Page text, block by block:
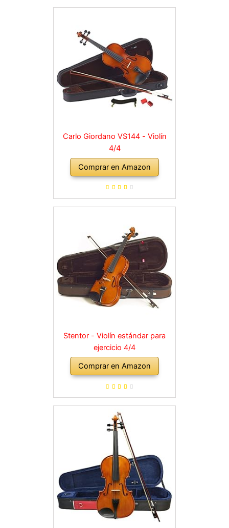
Carlo Giordano VS144 - Violín
4/4
Comprar en Amazon
Stentor - Violín estándar para
ejercicio 4/4
Comprar en Amazon